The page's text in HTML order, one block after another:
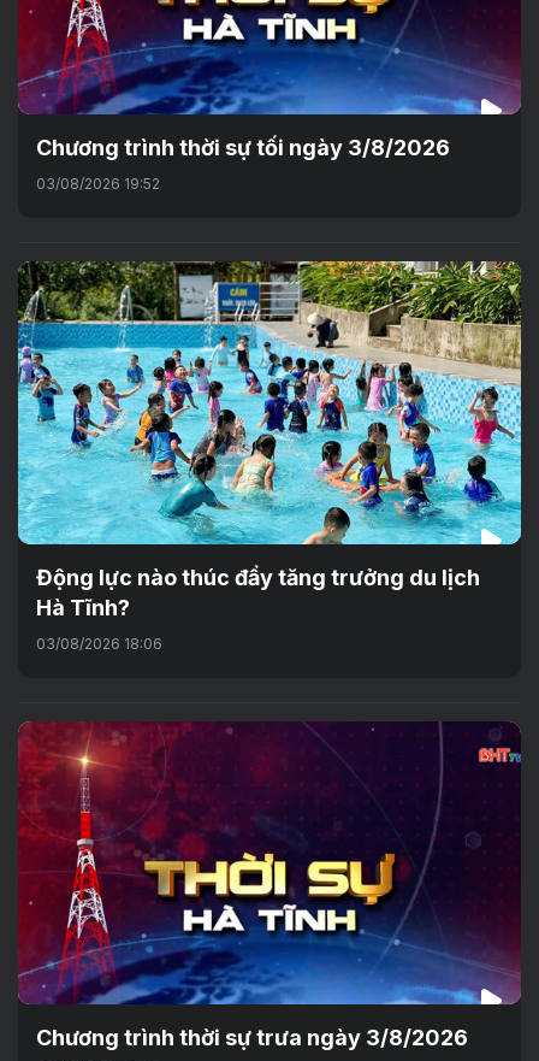
Chương trình thời sự tối ngày 3/8/2026
03/08/2026 19:52
Động lực nào thúc đẩy tăng trưởng du lịch
Hà Tĩnh?
03/08/2026 18:06
Chương trình thời sự trưa ngày 3/8/2026